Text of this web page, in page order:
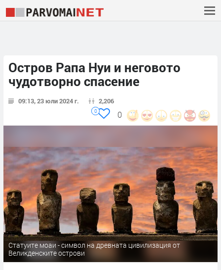
Остров Рапа Нуи и неговото
чудотворно спасение
09:13, 23 юли 2024 г. 2,206
0
0
Статуите моаи - символ на древната цивилизация от
Великденските острови